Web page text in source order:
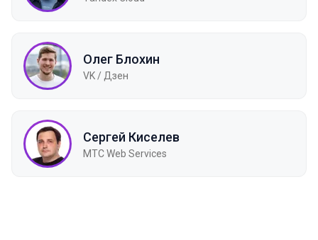
Олег Блохин
VK / Дзен
Сергей Киселев
МТС Web Services